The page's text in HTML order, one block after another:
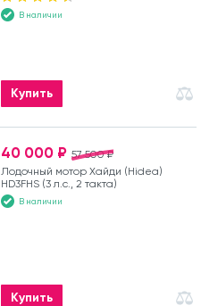
В наличии
Купить
57 500 ₽
40 000 ₽
Лодочный мотор Хайди (Hidea)
HD3FHS (3 л.с., 2 такта)
В наличии
Купить